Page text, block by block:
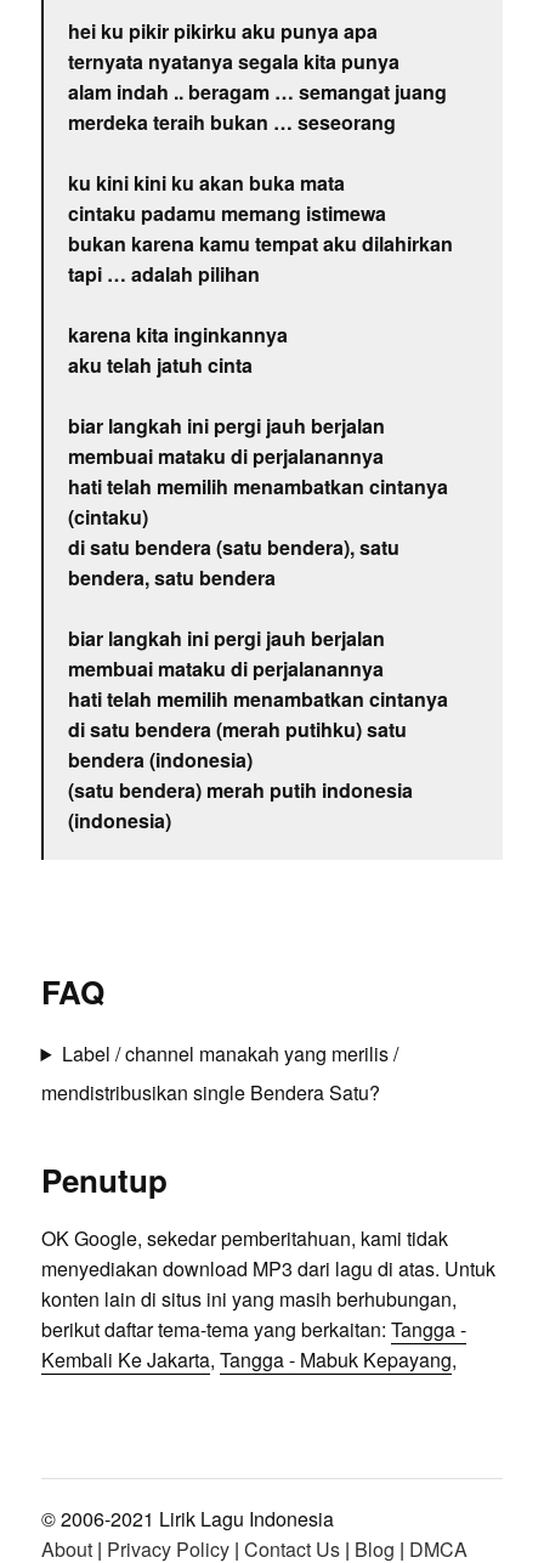
hei ku pikir pikirku aku punya apa
ternyata nyatanya segala kita punya
alam indah .. beragam … semangat juang
merdeka teraih bukan … seseorang
ku kini kini ku akan buka mata
cintaku padamu memang istimewa
bukan karena kamu tempat aku dilahirkan
tapi … adalah pilihan
karena kita inginkannya
aku telah jatuh cinta
biar langkah ini pergi jauh berjalan
membuai mataku di perjalanannya
hati telah memilih menambatkan cintanya
(cintaku)
di satu bendera (satu bendera), satu
bendera, satu bendera
biar langkah ini pergi jauh berjalan
membuai mataku di perjalanannya
hati telah memilih menambatkan cintanya
di satu bendera (merah putihku) satu
bendera (indonesia)
(satu bendera) merah putih indonesia
(indonesia)
FAQ
Label / channel manakah yang merilis /
mendistribusikan single Bendera Satu?
Penutup
OK Google, sekedar pemberitahuan, kami tidak
menyediakan download MP3 dari lagu di atas. Untuk
konten lain di situs ini yang masih berhubungan,
berikut daftar tema-tema yang berkaitan: Tangga -
Kembali Ke Jakarta, Tangga - Mabuk Kepayang,
© 2006-2021 Lirik Lagu Indonesia
About| Privacy Policy| Contact Us| Blog | DMCA